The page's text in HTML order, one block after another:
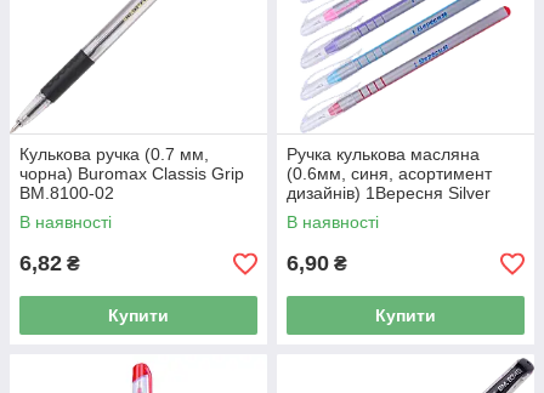
Кулькова ручка (0.7 мм,
чорна) Buromax Classis Grip
BM.8100-02
В наявності
6,82 ₴
Купити
Ручка кулькова масляна
(0.6мм, синя, асортимент
дизайнів) 1Вересня Silver
410952
В наявності
6,90 ₴
Купити